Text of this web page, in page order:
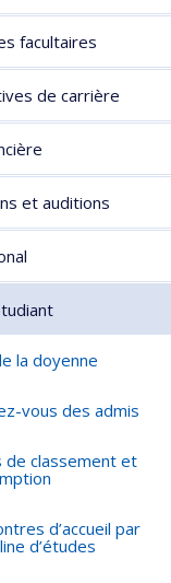
facultaires
de carrière
et auditions
la doyenne
vous des admis
de classement et
d’accueil par
d’études